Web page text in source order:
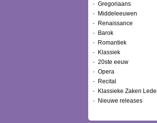
Gregoriaans
Middeleeuwen
Renaissance
Barok
Romantiek
Klassiek
20ste eeuw
Opera
Recital
Klassieke Zaken
Nieuwe releases